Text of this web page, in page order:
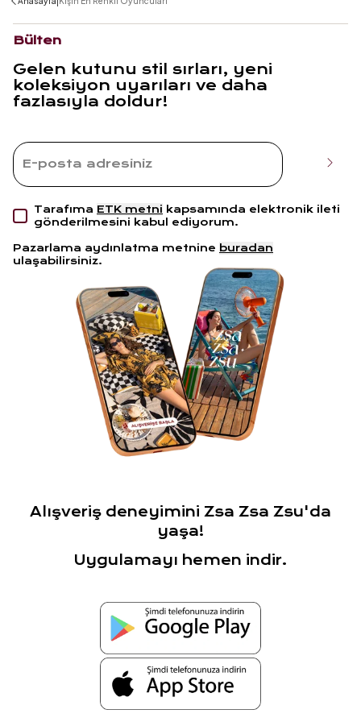
Bülten
Gelen kutunu stil sırları, yeni
koleksiyon uyarıları ve daha
fazlasıyla doldur!
Tarafıma ETK metni kapsamında elektronik ileti
gönderilmesini kabul ediyorum.
Pazarlama aydınlatma metnine buradan
ulaşabilirsiniz.
Alışveriş deneyimini Zsa Zsa Zsu'da
yaşa!
Uygulamayı hemen indir.